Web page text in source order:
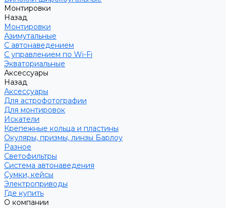
Монтировки
Назад
Монтировки
Азимутальные
С автонаведением
С управлением по Wi-Fi
Экваториальные
Аксессуары
Назад
Аксессуары
Для астрофотографии
Для монтировок
Искатели
Крепежные кольца и пластины
Окуляры, призмы, линзы Барлоу
Разное
Светофильтры
Система автонаведения
Сумки, кейсы
Электроприводы
Где купить
О компании